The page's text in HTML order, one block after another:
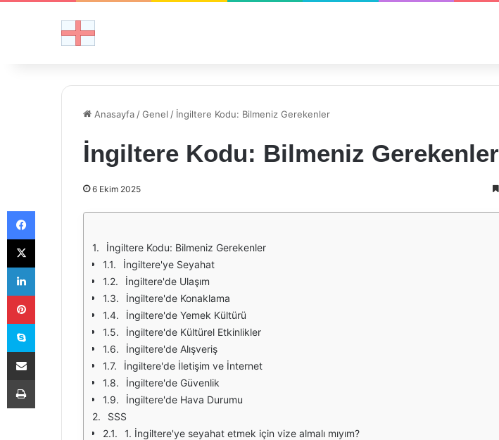
Anasayfa /Genel / İngiltere Kodu: Bilmeniz Gerekenler
İngiltere Kodu: Bilmeniz Gerekenler
6 Ekim 2025
İngiltere Kodu: Bilmeniz Gerekenler
İngiltere'ye Seyahat
İngiltere'de Ulaşım
İngiltere'de Konaklama
İngiltere'de Yemek Kültürü
İngiltere'de Kültürel Etkinlikler
İngiltere'de Alışveriş
İngiltere'de İletişim ve İnternet
İngiltere'de Güvenlik
İngiltere'de Hava Durumu
SSS
1. İngiltere'ye seyahat etmek için vize almalı mıyım?
Facebook
X
LinkedIn
Pinterest
Skype
E-Posta ile paylaş